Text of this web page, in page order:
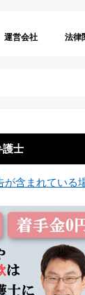
運営会社 法律
護士
含まれている